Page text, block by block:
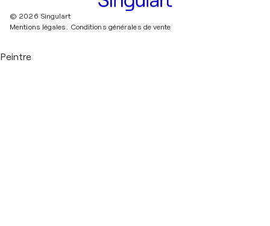
© 2026 Singulart
Mentions légales.
Conditions générales de vente
Peintre